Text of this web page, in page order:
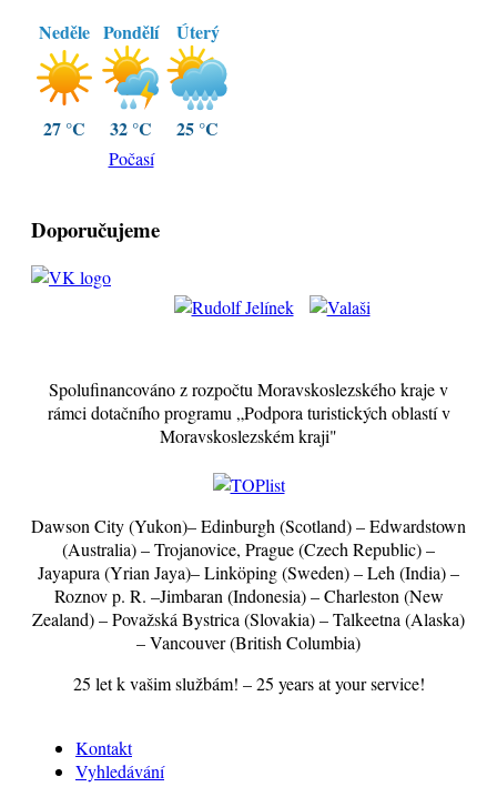
Neděle
27 °C
Pondělí
32 °C
Úterý
25 °C
Počasí
Doporučujeme
Spolufinancováno z rozpočtu Moravskoslezského kraje v
rámci dotačního programu „Podpora turistických oblastí v
Moravskoslezském kraji"
Dawson City (Yukon)– Edinburgh (Scotland) – Edwardstown
(Australia) – Trojanovice, Prague (Czech Republic) –
Jayapura (Yrian Jaya)– Linköping (Sweden) – Leh (India) –
Roznov p. R. –Jimbaran (Indonesia) – Charleston (New
Zealand) – Považská Bystrica (Slovakia) – Talkeetna (Alaska)
– Vancouver (British Columbia)
25 let k vašim službám! – 25 years at your service!
Kontakt
Vyhledávání